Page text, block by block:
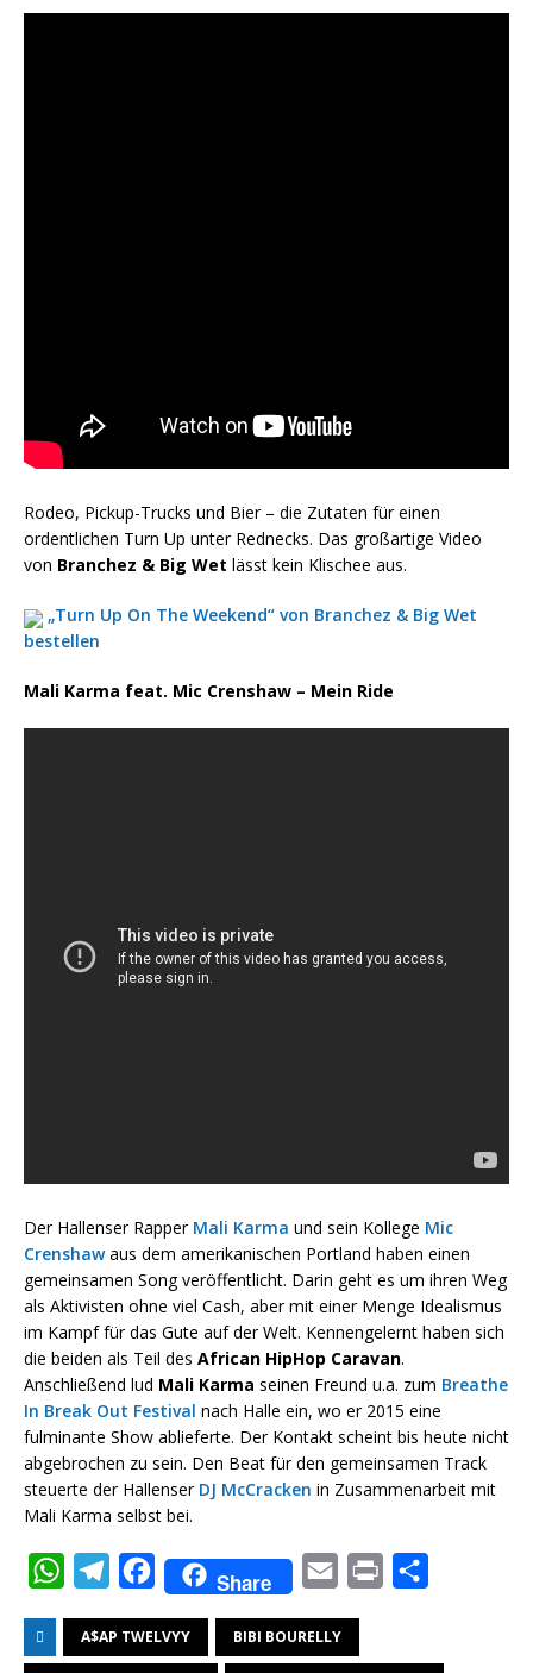
Rodeo, Pickup-Trucks und Bier – die Zutaten für einen
ordentlichen Turn Up unter Rednecks. Das großartige Video
von Branchez & Big Wet lässt kein Klischee aus.
„Turn Up On The Weekend“ von Branchez & Big Wet
bestellen
Mali Karma feat. Mic Crenshaw – Mein Ride
Der Hallenser Rapper Mali Karma und sein Kollege Mic
Crenshawaus dem amerikanischen Portland haben einen
gemeinsamen Song veröffentlicht. Darin geht es um ihren Weg
als Aktivisten ohne viel Cash, aber mit einer Menge Idealismus
im Kampf für das Gute auf der Welt. Kennengelernt haben sich
die beiden als Teil des African HipHop Caravan.
Anschließend lud Mali Karma seinen Freund u.a. zum Breathe
In Break Out Festival nach Halle ein, wo er 2015 eine
fulminante Show ablieferte. Der Kontakt scheint bis heute nicht
abgebrochen zu sein. Den Beat für den gemeinsamen Track
steuerte der Hallenser DJ McCracken in Zusammenarbeit mit
Mali Karma selbst bei.
W
l
c
Share
a
A$AP TWELVYY BIBI BOURELLY